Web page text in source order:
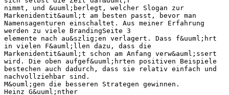
nimmt, und &uuml;berlegt, welcher Slogan zur
Markenidentit&auml;t am besten passt, bevor man
Namensagenturen einschaltet. Aus meiner Erfahrung
werden zu viele BrandingSeite 3
elemente nach au&szlig;en verlagert. Dass f&uuml;hrt
in vielen F&auml;llen dazu, dass die
Markenidentit&auml;t schon am Anfang verw&auml;ssert
wird. Die oben aufgef&uuml;hrten positiven Beispiele
bestechen auch dadurch, dass sie relativ einfach und
nachvollziehbar sind.
M&ouml;gen die besseren Strategen gewinnen.
Heinz G&uuml;nther